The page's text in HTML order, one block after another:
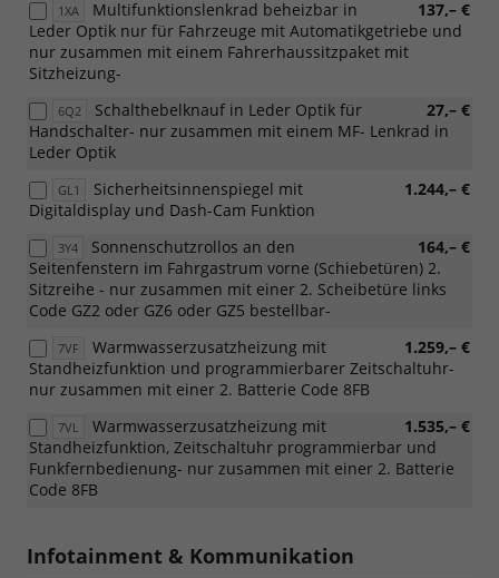
1XA 137,– €
Multifunktionslenkrad beheizbar in
Leder Optik nur für Fahrzeuge mit Automatikgetriebe und
nur zusammen mit einem Fahrerhaussitzpaket mit
Sitzheizung-
6Q2 27,– €
Schalthebelknauf in Leder Optik für
Handschalter- nur zusammen mit einem MF- Lenkrad in
Leder Optik
GL1 1.244,– €
Sicherheitsinnenspiegel mit
Digitaldisplay und Dash-Cam Funktion
3Y4 164,– €
Sonnenschutzrollos an den
Seitenfenstern im Fahrgastrum vorne (Schiebetüren) 2.
Sitzreihe - nur zusammen mit einer 2. Scheibetüre links
Code GZ2 oder GZ6 oder GZ5 bestellbar-
7VF 1.259,– €
Warmwasserzusatzheizung mit
Standheizfunktion und programmierbarer Zeitschaltuhr-
nur zusammen mit einer 2. Batterie Code 8FB
7VL 1.535,– €
Warmwasserzusatzheizung mit
Standheizfunktion, Zeitschaltuhr programmierbar und
Funkfernbedienung- nur zusammen mit einer 2. Batterie
Code 8FB
Infotainment & Kommunikation